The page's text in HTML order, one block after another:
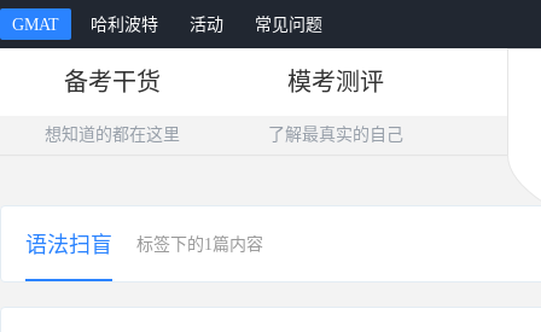
GMAT 哈利波特 活动 常见问题
备考干货 模考测评
想知道的都在这里 了解最真实的自己
语法扫盲 标签下的1篇内容